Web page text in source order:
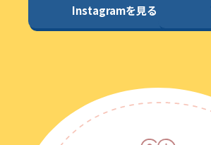
Instagramを見る